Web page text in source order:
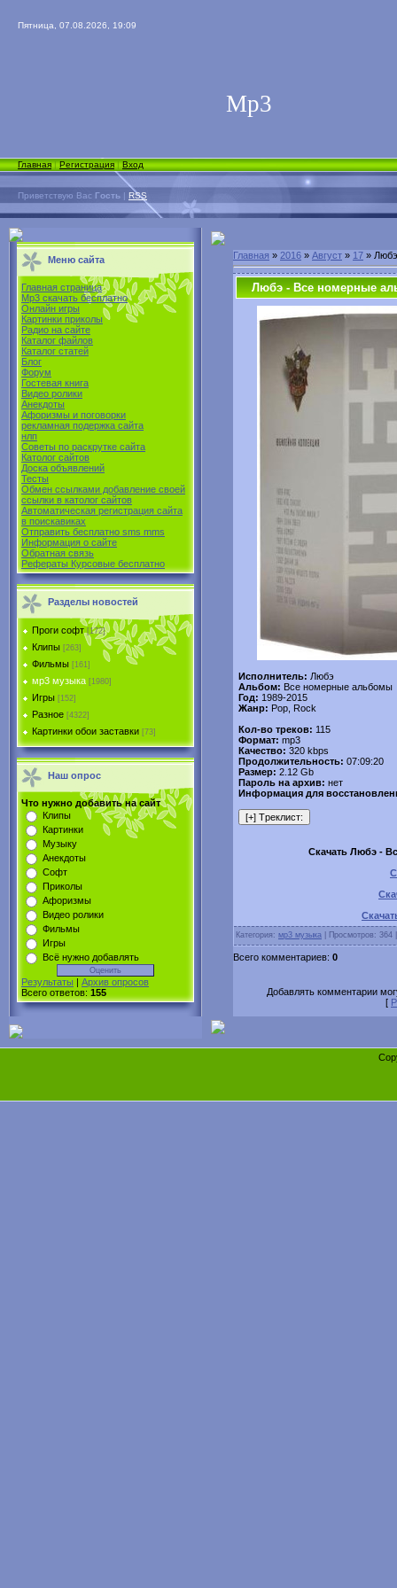
Пятница, 07.08.2026, 19:09
Мp3
Главная|Регистрация|Вход
Приветствую Вас Гость | RSS
Меню сайта
Главная страница
Mp3 скачать бесплатно
Онлайн игры
Картинки приколы
Радио на сайте
Каталог файлов
Каталог статей
Блог
Форум
Гостевая книга
Видео ролики
Анекдоты
Афоризмы и поговорки
рекламная подержка сайта
нлп
Советы по раскрутке сайта
Католог сайтов
Доска объявлений
Тесты
Обмен ссылками добавление своей
ссылки в католог сайтов
Автоматическая регистрация сайта
в поиcкавиках
Отправить бесплатно sms mms
Информация о сайте
Обратная связь
Рефераты Курсовые бесплатно
Разделы новостей
Проги софт [172]
Клипы [263]
Фильмы [161]
мр3 музыка [1980]
Игры [152]
Разное [4322]
Картинки обои заставки [73]
Наш опрос
Что нужно добавить на сайт
Клипы
Картинки
Музыку
Анекдоты
Софт
Приколы
Афоризмы
Видео ролики
Фильмы
Игры
Всё нужно добавлять
Результаты | Архив опросов
Всего ответов: 155
Главная » 2016 » Август » 17 »
Любэ - Все номерные
Исполнитель: Любэ
Альбом: Все номерные альбомы
Год: 1989-2015
Жанр: Pop, Rock
Кол-во треков: 115
Формат: mp3
Качество: 320 kbps
Продолжительность: 07:09:20
Размер: 2.12 Gb
Пароль на архив: нет
Информация для
Скачать Любэ -
Категория: мр3 музыка | Просмотров:
Всего комментариев: 0
Добавлять комментарии
[